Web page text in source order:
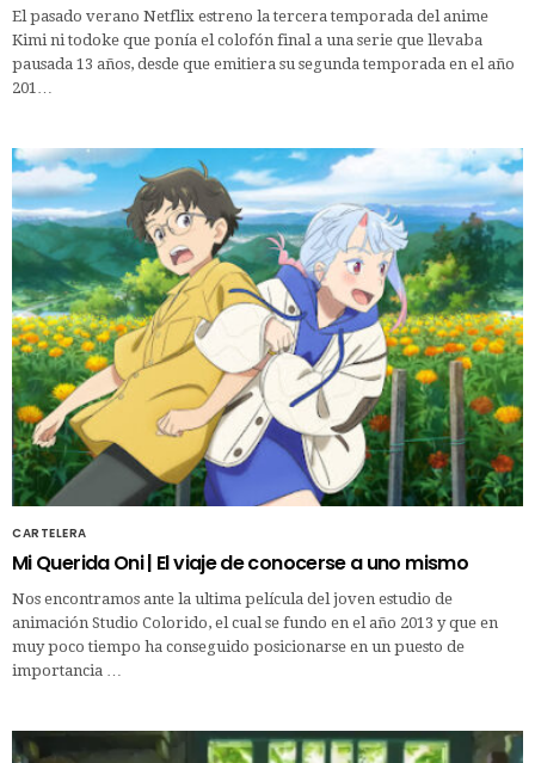
El pasado verano Netflix estreno la tercera temporada del anime
Kimi ni todoke que ponía el colofón final a una serie que llevaba
pausada 13 años, desde que emitiera su segunda temporada en el año
201…
CARTELERA
Mi Querida Oni | El viaje de conocerse a uno mismo
Nos encontramos ante la ultima película del joven estudio de
animación Studio Colorido, el cual se fundo en el año 2013 y que en
muy poco tiempo ha conseguido posicionarse en un puesto de
importancia …